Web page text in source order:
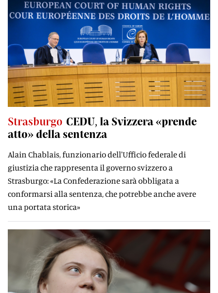
Strasburgo CEDU, la Svizzera «prende
atto» della sentenza
Alain Chablais, funzionario dell'Ufficio federale di
giustizia che rappresenta il governo svizzero a
Strasburgo: «La Confederazione sarà obbligata a
conformarsi alla sentenza, che potrebbe anche avere
una portata storica»